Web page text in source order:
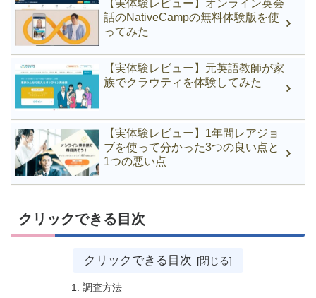
【実体験レビュー】オンライン英会
話のNativeCampの無料体験版を使
ってみた
【実体験レビュー】元英語教師が家
族でクラウティを体験してみた
【実体験レビュー】1年間レアジョ
ブを使って分かった3つの良い点と
1つの悪い点
クリックできる目次
クリックできる目次
調査方法